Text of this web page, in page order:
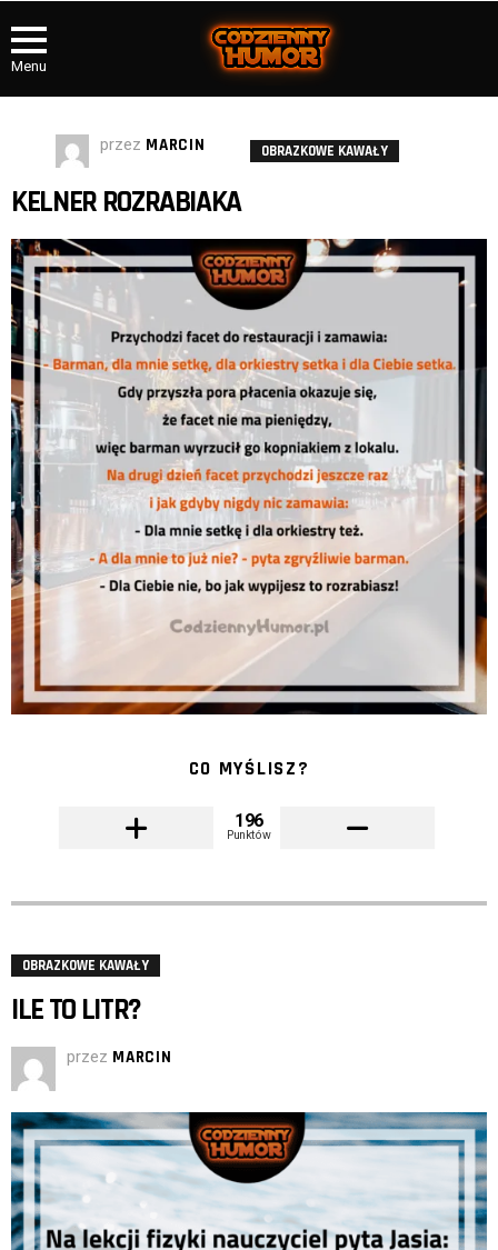
Menu
przez MARCIN OBRAZKOWE KAWAŁY
KELNER ROZRABIAKA
CO MYŚLISZ?
196
Punktów
OBRAZKOWE KAWAŁY
ILE TO LITR?
przez MARCIN